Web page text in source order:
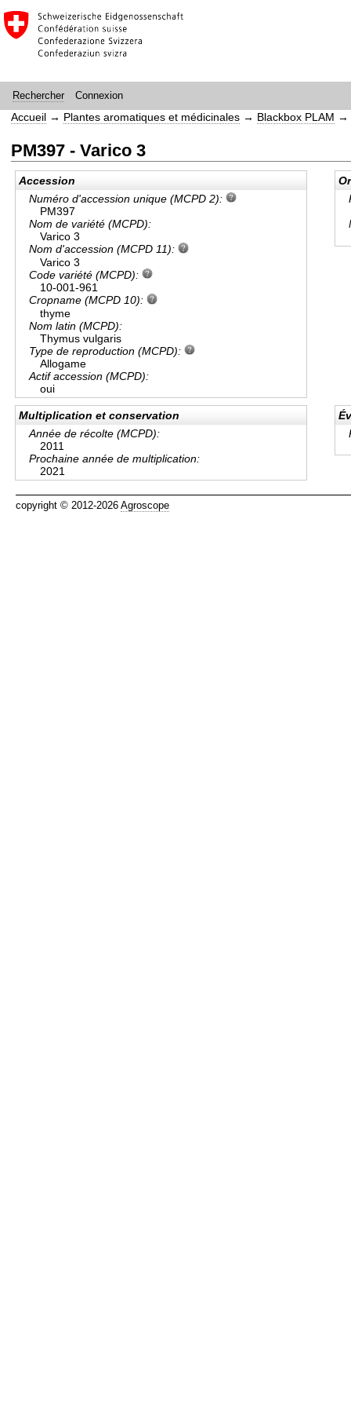
Rechercher Connexion
Accueil → Plantes aromatiques et médicinales → Blackbox PLAM
PM397 - Varico 3
Accession
Numéro d'accession unique (MCPD 2):
PM397
Nom de variété (MCPD):
Varico 3
Nom d'accession (MCPD 11):
Varico 3
Code variété (MCPD):
10-001-961
Cropname (MCPD 10):
thyme
Nom latin (MCPD):
Thymus vulgaris
Type de reproduction (MCPD):
Allogame
Actif accession (MCPD):
oui
Multiplication et conservation
Année de récolte (MCPD):
2011
Prochaine année de multiplication:
2021
copyright © 2012-2026 Agroscope